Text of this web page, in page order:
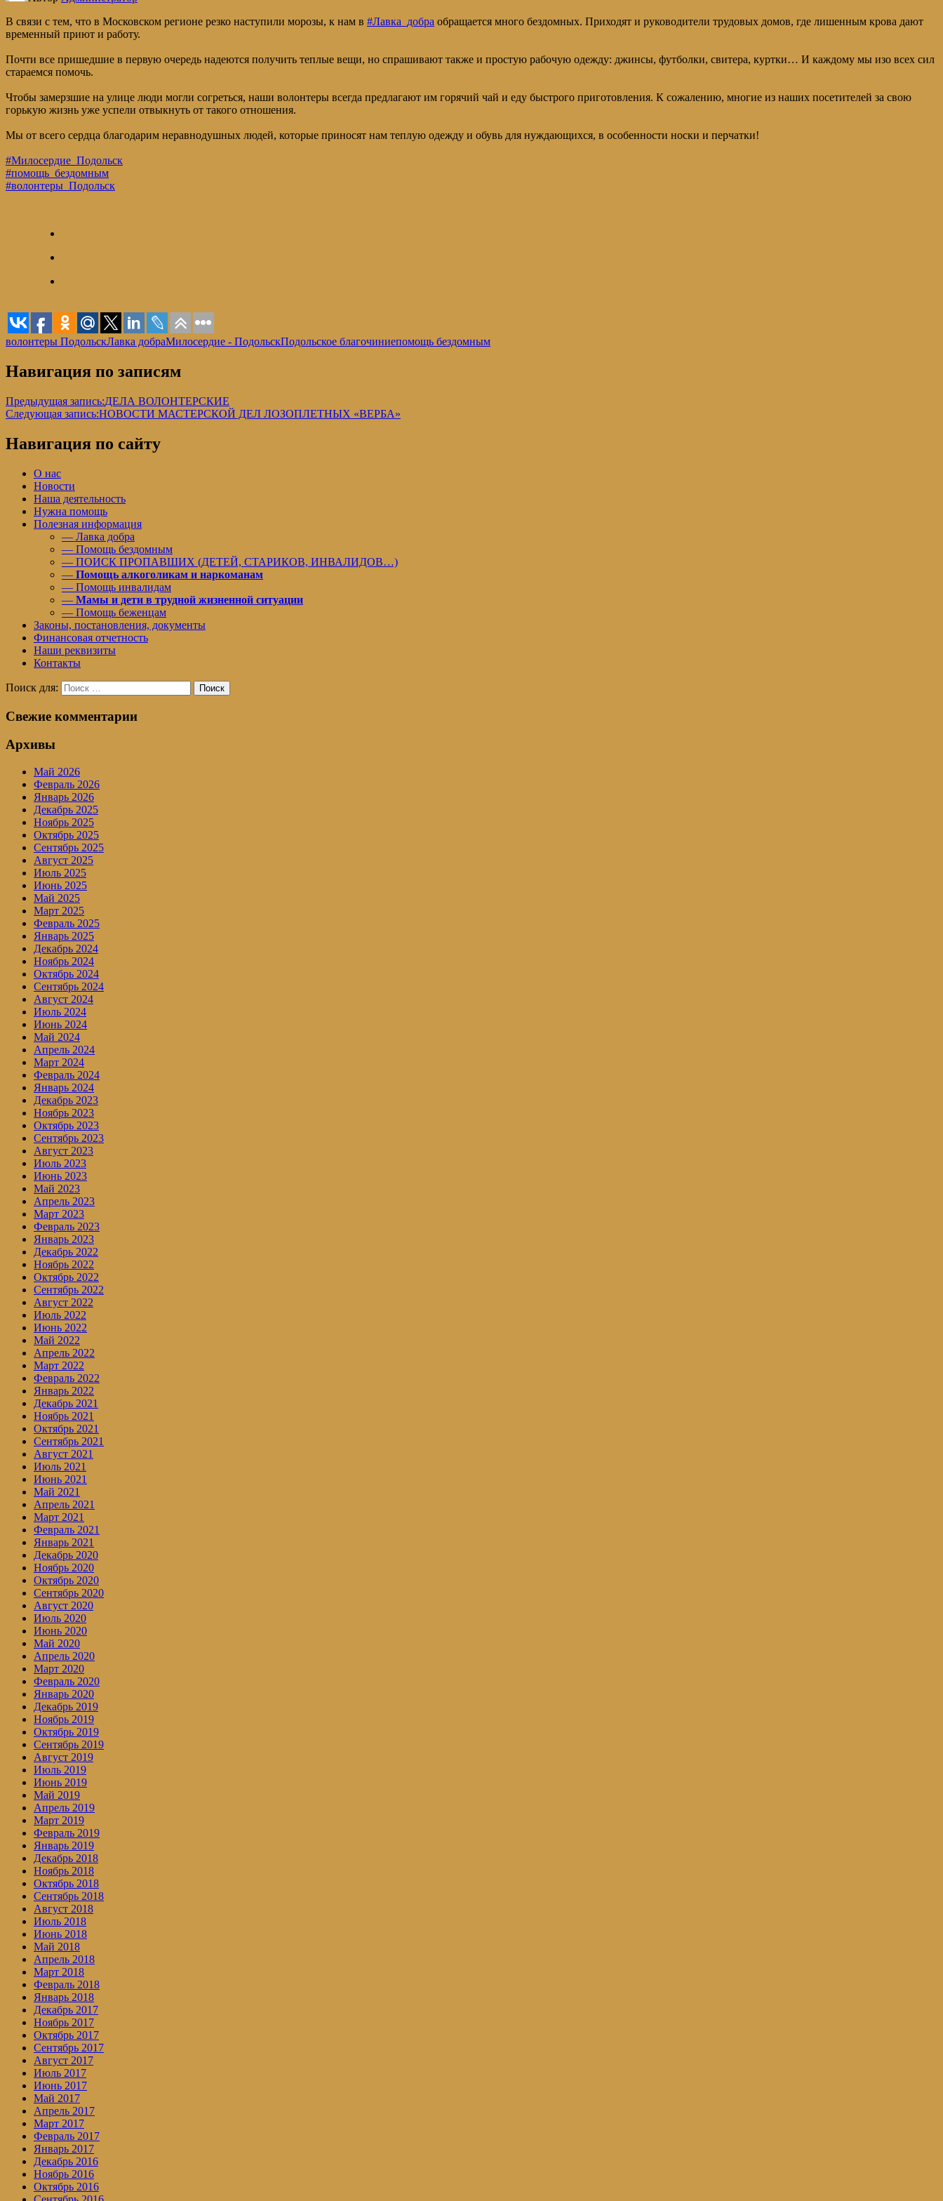
В связи с тем, что в Московском регионе резко наступили морозы, к нам в #Лавка_добра обращается много бездомных. Приходят и руководители трудовых домов, где лишенным крова дают
временный приют и работу.
Почти все пришедшие в первую очередь надеются получить теплые вещи, но спрашивают также и простую рабочую одежду: джинсы, футболки, свитера, куртки… И каждому мы изо всех сил
стараемся помочь.
Чтобы замерзшие на улице люди могли согреться, наши волонтеры всегда предлагают им горячий чай и еду быстрого приготовления. К сожалению, многие из наших посетителей за свою
горькую жизнь уже успели отвыкнуть от такого отношения.
Мы от всего сердца благодарим неравнодушных людей, которые приносят нам теплую одежду и обувь для нуждающихся, в особенности носки и перчатки!
#Милосердие_Подольск
#помощь_бездомным
#волонтеры_Подольск
волонтеры ПодольскЛавка добраМилосердие - ПодольскПодольское благочиниепомощь бездомным
Навигация по записям
Предыдущая запись:ДЕЛА ВОЛОНТЕРСКИЕ
Следующая запись:НОВОСТИ МАСТЕРСКОЙ ДЕЛ ЛОЗОПЛЕТНЫХ «ВЕРБА»
Навигация по сайту
О нас
Новости
Наша деятельность
Нужна помощь
Полезная информация
— Лавка добра
— Помощь бездомным
— ПОИСК ПРОПАВШИХ (ДЕТЕЙ, СТАРИКОВ, ИНВАЛИДОВ…)
— Помощь алкоголикам и наркоманам
— Помощь инвалидам
— Мамы и дети в трудной жизненной ситуации
— Помощь беженцам
Законы, постановления, документы
Финансовая отчетность
Наши реквизиты
Контакты
Поиск для: Поиск
Свежие комментарии
Архивы
Май 2026
Февраль 2026
Январь 2026
Декабрь 2025
Ноябрь 2025
Октябрь 2025
Сентябрь 2025
Август 2025
Июль 2025
Июнь 2025
Май 2025
Март 2025
Февраль 2025
Январь 2025
Декабрь 2024
Ноябрь 2024
Октябрь 2024
Сентябрь 2024
Август 2024
Июль 2024
Июнь 2024
Май 2024
Апрель 2024
Март 2024
Февраль 2024
Январь 2024
Декабрь 2023
Ноябрь 2023
Октябрь 2023
Сентябрь 2023
Август 2023
Июль 2023
Июнь 2023
Май 2023
Апрель 2023
Март 2023
Февраль 2023
Январь 2023
Декабрь 2022
Ноябрь 2022
Октябрь 2022
Сентябрь 2022
Август 2022
Июль 2022
Июнь 2022
Май 2022
Апрель 2022
Март 2022
Февраль 2022
Январь 2022
Декабрь 2021
Ноябрь 2021
Октябрь 2021
Сентябрь 2021
Август 2021
Июль 2021
Июнь 2021
Май 2021
Апрель 2021
Март 2021
Февраль 2021
Январь 2021
Декабрь 2020
Ноябрь 2020
Октябрь 2020
Сентябрь 2020
Август 2020
Июль 2020
Июнь 2020
Май 2020
Апрель 2020
Март 2020
Февраль 2020
Январь 2020
Декабрь 2019
Ноябрь 2019
Октябрь 2019
Сентябрь 2019
Август 2019
Июль 2019
Июнь 2019
Май 2019
Апрель 2019
Март 2019
Февраль 2019
Январь 2019
Декабрь 2018
Ноябрь 2018
Октябрь 2018
Сентябрь 2018
Август 2018
Июль 2018
Июнь 2018
Май 2018
Апрель 2018
Март 2018
Февраль 2018
Январь 2018
Декабрь 2017
Ноябрь 2017
Октябрь 2017
Сентябрь 2017
Август 2017
Июль 2017
Июнь 2017
Май 2017
Апрель 2017
Март 2017
Февраль 2017
Январь 2017
Декабрь 2016
Ноябрь 2016
Октябрь 2016